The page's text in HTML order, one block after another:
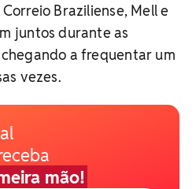
Braziliense, Mell e
juntos durante as
a frequentar um
vezes.
mão!